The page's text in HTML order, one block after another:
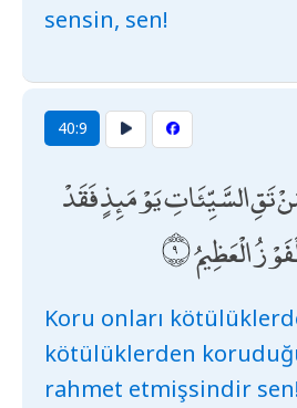
sensin, sen!
40:9
تَقِ السَّيِّئَاتِ يَوْمَئِذٍ فَقَدْ
الْعَظِيمُ
Koru onları
kötülüklerden
rahmet etmişsindir